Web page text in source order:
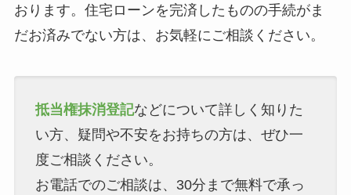
おります。住宅ローンを完済したものの手続がま
だお済みでない方は、お気軽にご相談ください。
抵当権抹消登記などについて詳しく知りた
い方、疑問や不安をお持ちの方は、ぜひ一
度ご相談ください。
お電話でのご相談は、30分まで無料で承っ